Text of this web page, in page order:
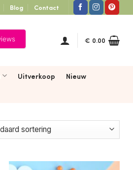
Blog Contact
€ 0.00
Uitverkoop
Nieuw